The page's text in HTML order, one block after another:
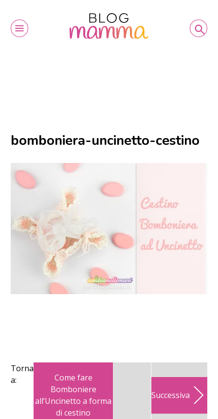
bomboniera-uncinetto-cestino
Torna
a:
Come fare
Bomboniere
all’Uncinetto a forma
di cestino
Successiva